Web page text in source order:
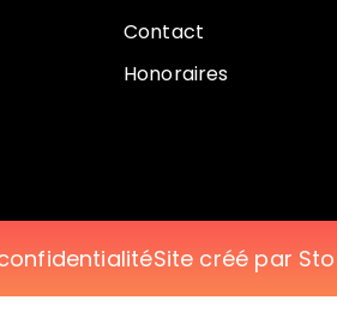
Contact
Honoraires
Site créé par